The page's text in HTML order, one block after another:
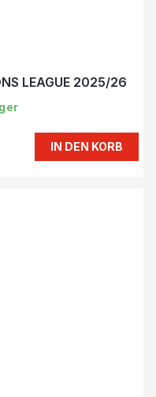
LEAGUE 2025/26
IN DEN KORB